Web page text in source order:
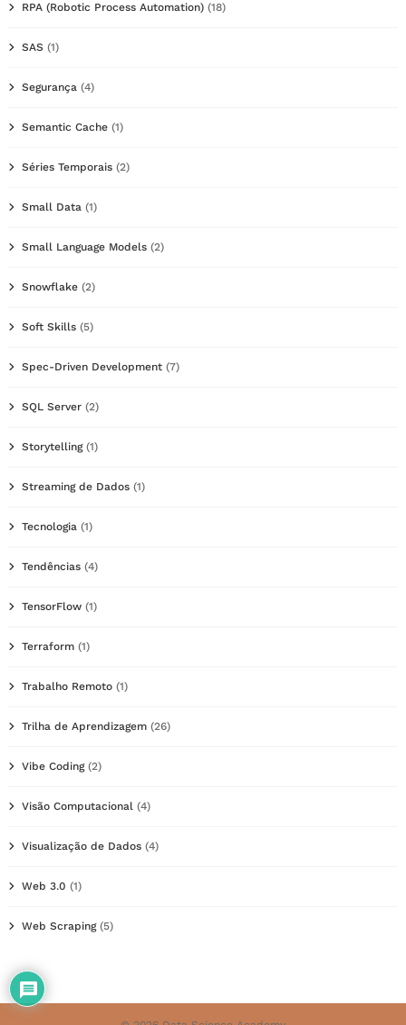
RPA (Robotic Process Automation) (18)
SAS (1)
Segurança (4)
Semantic Cache (1)
Séries Temporais (2)
Small Data (1)
Small Language Models (2)
Snowflake (2)
Soft Skills (5)
Spec-Driven Development (7)
SQL Server (2)
Storytelling(1)
Streaming de Dados (1)
Tecnologia (1)
Tendências (4)
TensorFlow (1)
Terraform (1)
Trabalho Remoto (1)
Trilha de Aprendizagem (26)
Vibe Coding(2)
Visão Computacional (4)
Visualização de Dados (4)
Web 3.0 (1)
Web Scraping(5)